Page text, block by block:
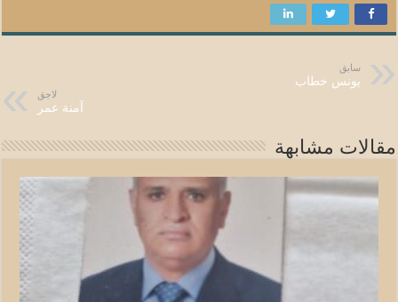
سابق
يونس خطاب
لاجق
آمنة عمر
مقالات مشابهة